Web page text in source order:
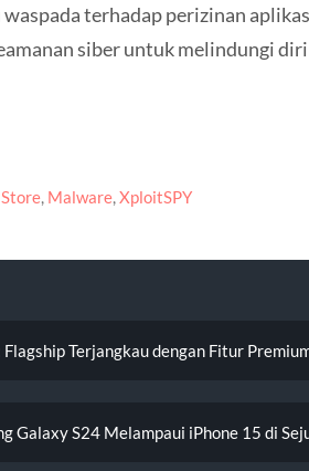
terhadap perizinan
siber untuk melindungi
, Malware,XploitSPY
Terjangkau dengan Fitur
Galaxy S24 Melampaui iPhone 15 di